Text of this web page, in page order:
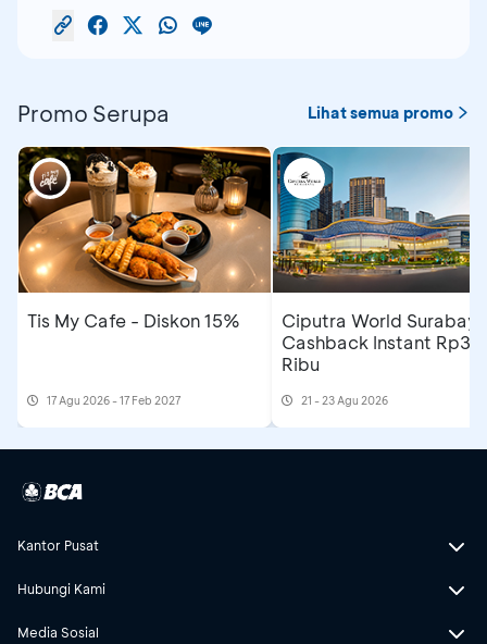
Promo Serupa Lihat semua promo
Tis My Cafe - Diskon 15%
17 Agu 2026 - 17 Feb 2027
Ciputra World
Cashback Instant Rp30
Ribu
21 - 23 Agu 2026
Kantor Pusat
Hubungi Kami
Media Sosial